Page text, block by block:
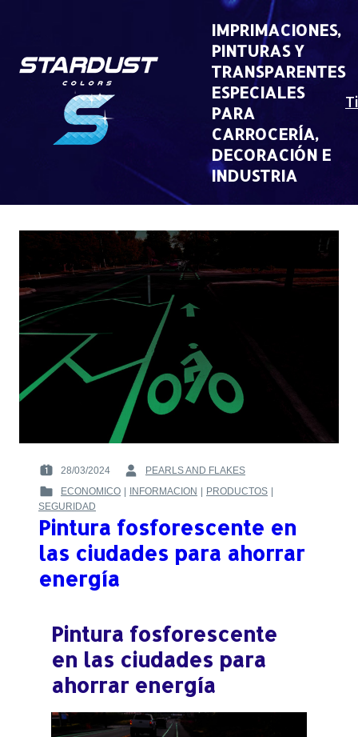
IMPRIMACIONES,
PINTURAS Y
TRANSPARENTES
ESPECIALES
PARA
CARROCERÍA,
DECORACIÓN E
INDUSTRIA
POSTED
ON
:
28/03/2024
BY
PEARLS AND FLAKES
POSTED
IN
ECONOMICO | INFORMACION | PRODUCTOS |
SEGURIDAD
Pintura fosforescente en
las ciudades para ahorrar
energía
Pintura fosforescente
en las ciudades para
ahorrar energía